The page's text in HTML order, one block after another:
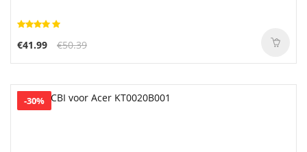
€41.99 €50.39
-30%